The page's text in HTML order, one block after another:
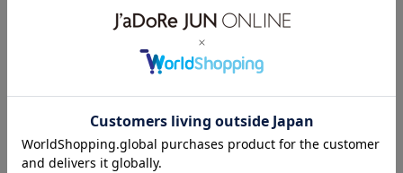
GMS06200 26ss_recommend_bottoms
さらりとした ふくらみ
シアー素材 シャツ シワになりにくい
ストレスフリー タック
もっと見る
wataruのその他のスタイリング